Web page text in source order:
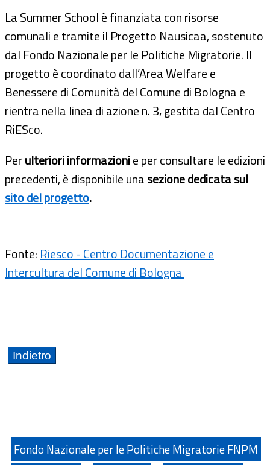
La Summer School è finanziata con risorse
comunali e tramite il Progetto Nausicaa, sostenuto
dal Fondo Nazionale per le Politiche Migratorie. Il
progetto è coordinato dall’Area Welfare e
Benessere di Comunità del Comune di Bologna e
rientra nella linea di azione n. 3, gestita dal Centro
RiESco.
Perulteriori informazionie per consultare le edizioni
precedenti, è disponibile unasezione dedicata sul
sito del progetto.
Fonte: Riesco - Centro Documentazione e
Intercultura del Comune di Bologna
Fondo Nazionale per le Politiche Migratorie FNPM